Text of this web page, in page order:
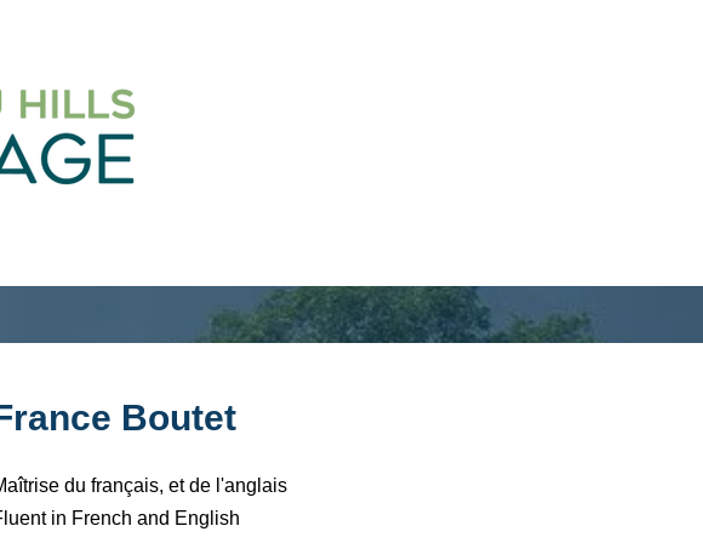
Boutet
du français, et de l'anglais
in French and English